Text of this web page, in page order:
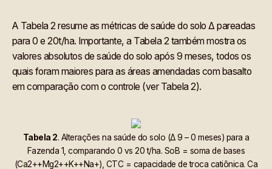
A Tabela 2 resume as métricas de saúde do solo Δ pareadas
para 0 e 20t/ha. Importante, a Tabela 2 também mostra os
valores absolutos de saúde do solo após 9 meses, todos os
quais foram maiores para as áreas amendadas com basalto
em comparação com o controle (ver Tabela 2).
Tabela 2. Alterações na saúde do solo (Δ 9 – 0 meses) para a
Fazenda 1, comparando 0 vs 20 t/ha. SoB = soma de bases
(Ca2++Mg2++K++Na+), CTC = capacidade de troca catiônica. Ca